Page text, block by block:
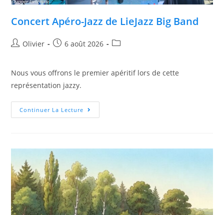
Concert Apéro-Jazz de LieJazz Big Band
Olivier 6 août 2026
Nous vous offrons le premier apéritif lors de cette
représentation jazzy.
Continuer La Lecture